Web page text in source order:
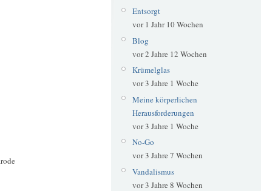
Entsorgt
vor 1 Jahr 10 Wochen
Blog
vor 2 Jahre 12 Wochen
Krümelglas
vor 3 Jahre 1 Woche
Meine körperlichen
Herausforderungen
vor 3 Jahre 1 Woche
No-Go
vor 3 Jahre 7 Wochen
Vandalismus
vor 3 Jahre 8 Wochen